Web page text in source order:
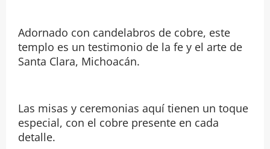
Adornado con candelabros de cobre, este
templo es un testimonio de la fe y el arte de
Santa Clara, Michoacán.
Las misas y ceremonias aquí tienen un toque
especial, con el cobre presente en cada
detalle.